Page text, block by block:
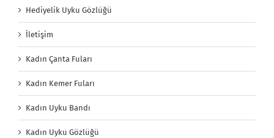
Hediyelik Uyku Gözlüğü
İletişim
Kadın Çanta Fuları
Kadın Kemer Fuları
Kadın Uyku Bandı
Kadın Uyku Gözlüğü